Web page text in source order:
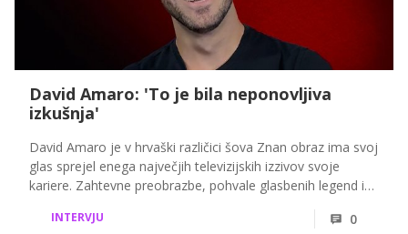
David Amaro: 'To je bila neponovljiva
izkušnja'
David Amaro je v hrvaški različici šova Znan obraz ima svoj
glas sprejel enega največjih televizijskih izzivov svoje
kariere. Zahtevne preobrazbe, pohvale glasbenih legend in
spremljali tudi gledalci na VOYO ter videli, kako je s svojimi
INTERVJU 0